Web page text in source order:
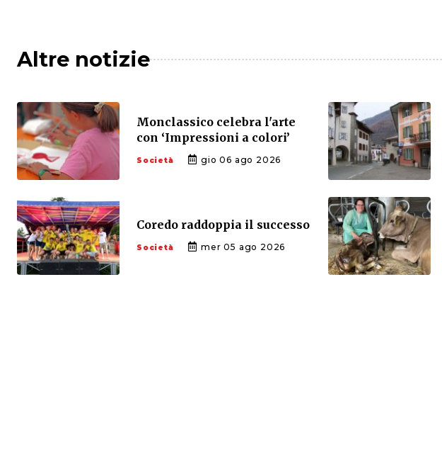
Altre notizie
Monclassico celebra l'arte
con ‘Impressioni a colori’
Società gio 06 ago 2026
Coredo raddoppia il successo
Società mer 05 ago 2026